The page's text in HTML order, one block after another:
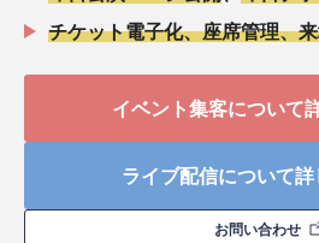
チケット電子化、座席管理、
イベント集客について
ライブ配信について詳
お問い合わせ